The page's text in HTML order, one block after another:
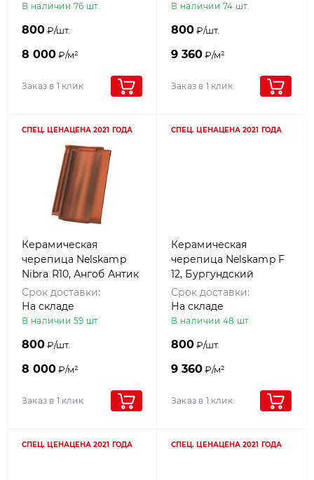
В наличии 76 шт.
800₽/шт.
8 000₽/м²
Заказ в 1 клик
В наличии 74 шт.
800₽/шт.
9 360₽/м²
Заказ в 1 клик
СПЕЦ. ЦЕНАЦЕНА 2021 ГОДА
Керамическая
черепица Nelskamp
Nibra R10, Ангоб Антик
Срок доставки:
На складе
В наличии 59 шт.
800₽/шт.
8 000₽/м²
Заказ в 1 клик
СПЕЦ. ЦЕНАЦЕНА 2021 ГОДА
Керамическая
черепица Nelskamp F
12, Бургундский
красный
Срок доставки:
На складе
В наличии 48 шт.
800₽/шт.
9 360₽/м²
Заказ в 1 клик
СПЕЦ. ЦЕНАЦЕНА 2021 ГОДА СПЕЦ. ЦЕНАЦЕНА 2021 ГОДА